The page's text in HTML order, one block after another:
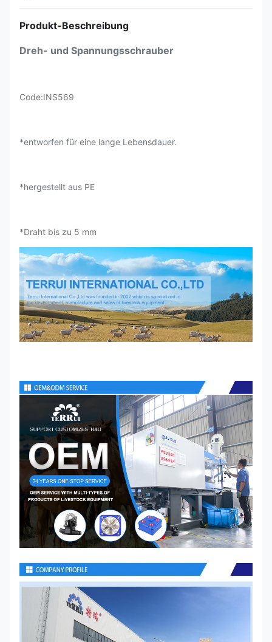
Produkt-Beschreibung
Dreh- und Spannungsschrauber
Code:INS569
*entworfen für eine lange Lebensdauer.
*hergestellt aus PE
*Draht bis zu 5 mm